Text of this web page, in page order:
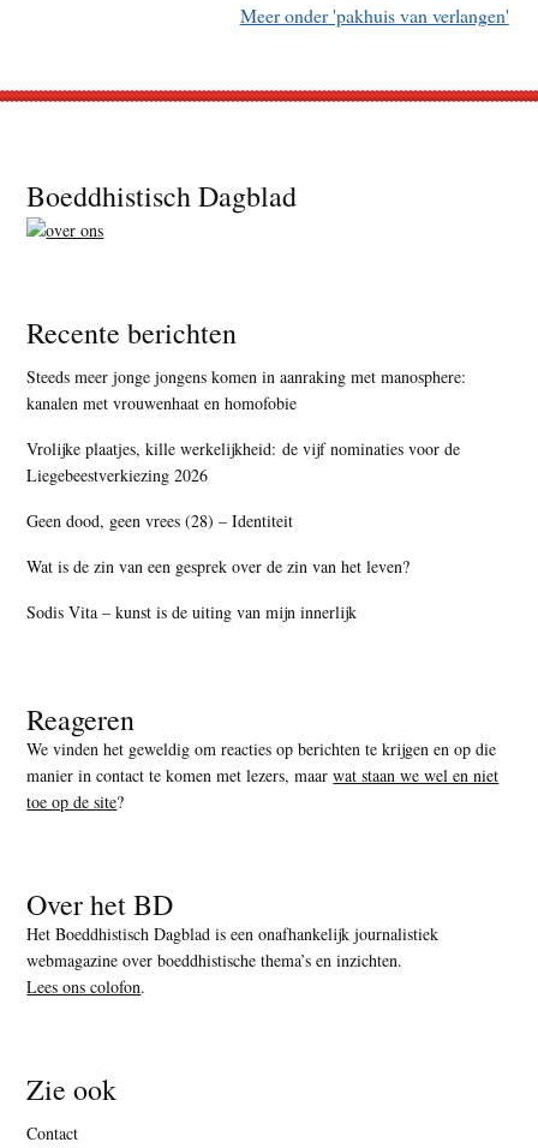
Meer onder 'pakhuis van verlangen'
Footer
Boeddhistisch Dagblad
Recente berichten
Steeds meer jonge jongens komen in aanraking met manosphere:
kanalen met vrouwenhaat en homofobie
Vrolijke plaatjes, kille werkelijkheid: de vijf nominaties voor de
Liegebeestverkiezing 2026
Geen dood, geen vrees (28) – Identiteit
Wat is de zin van een gesprek over de zin van het leven?
Sodis Vita – kunst is de uiting van mijn innerlijk
Reageren
We vinden het geweldig om reacties op berichten te krijgen en op die
manier in contact te komen met lezers, maarwat staan we wel en niet
toe op de site?
Over het BD
Het Boeddhistisch Dagblad is een onafhankelijk journalistiek
webmagazine over boeddhistische thema’s en inzichten.
Lees ons colofon.
Zie ook
Contact